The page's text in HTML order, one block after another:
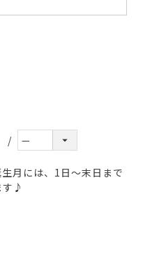
月には、1日～末日まで
す♪